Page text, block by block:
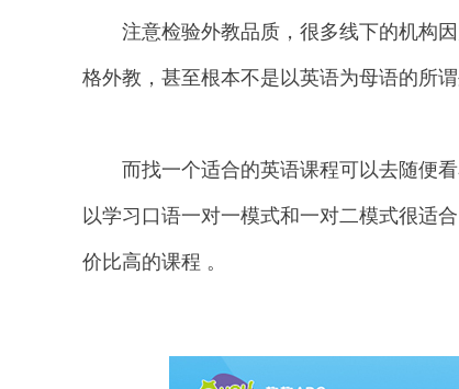
注意检验外教品质，很多线下的机构因
格外教，甚至根本不是以英语为母语的所
而找一个适合的英语课程可以去随便看
以学习口语一对一模式和一对二模式很适
价比高的课程 。